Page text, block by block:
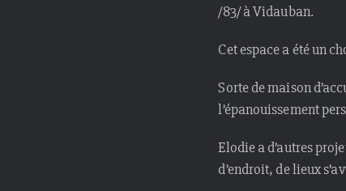
/83/ à Vidauban.
Cet espace a été un
Sorte de maison
l’épanouissement
Elodie a d’autres
d’endroit, de lieux